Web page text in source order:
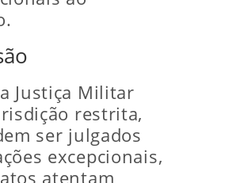
Justiça Militar
restrita,
ser julgados
excepcionais,
atentam